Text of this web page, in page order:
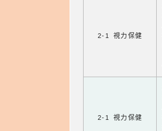
2-1 視力保健
2-1 視力保健